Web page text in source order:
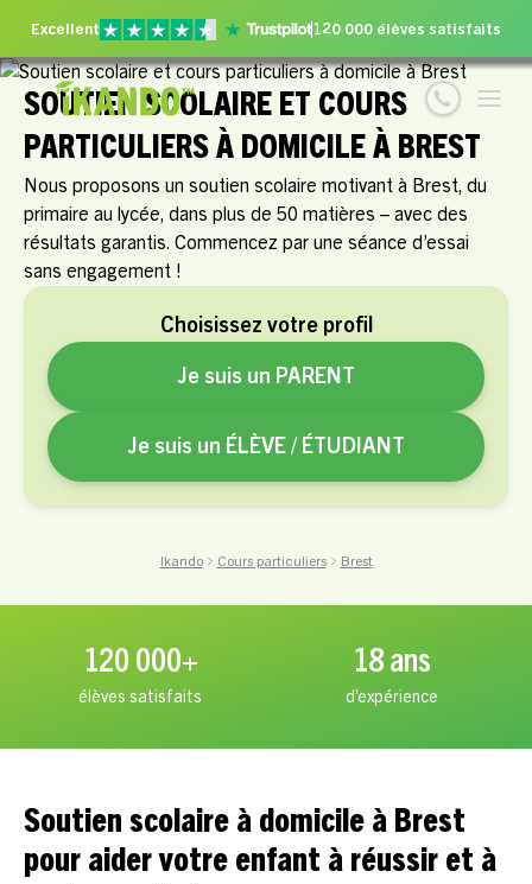
Excellent 120 000 élèves satisfaits
Ikando Cours particuliers Brest
SOUTIEN SCOLAIRE ET COURS
PARTICULIERS À DOMICILE À BREST
Nous proposons un soutien scolaire motivant à Brest, du
primaire au lycée, dans plus de 50 matières – avec des
résultats garantis. Commencez par une séance d’essai
sans engagement !
Choisissez votre profil
Je suis un PARENT
Je suis un ÉLÈVE / ÉTUDIANT
120 000+
élèves satisfaits
18 ans
d’expérience
Soutien scolaire à domicile à Brest
pour aider votre enfant à réussir et à